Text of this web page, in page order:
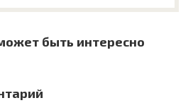
быть интересно